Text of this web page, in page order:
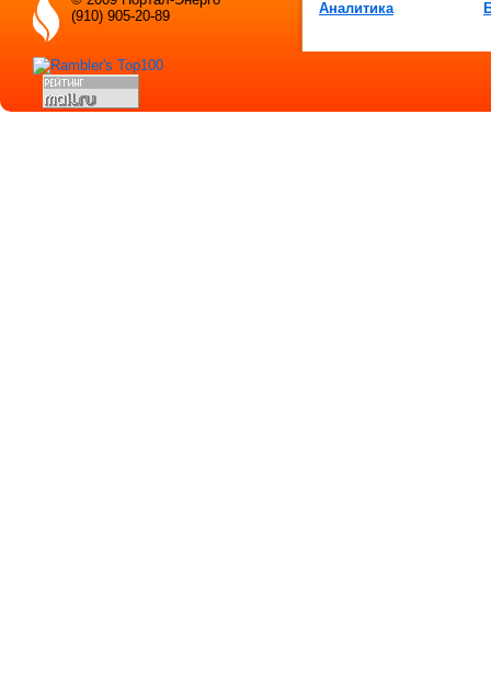
Аналитика
(910) 905-20-89